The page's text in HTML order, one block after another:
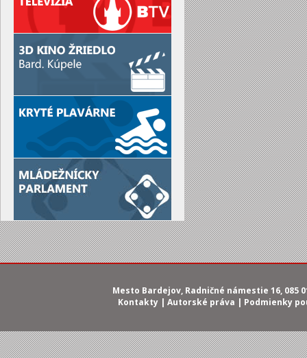
Mesto Bardejov, Radničné námestie 16, 085
Kontakty | Autorské práva | Podmienky